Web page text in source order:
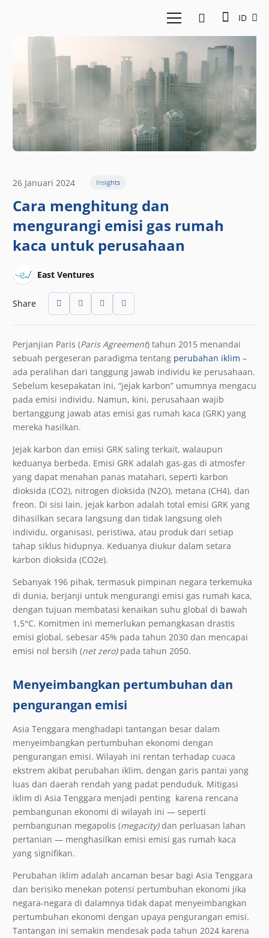
ID
26 Januari 2024 Insights
Cara menghitung dan
mengurangi emisi gas rumah
kaca untuk perusahaan
East Ventures
Share
Perjanjian Paris (Paris Agreement) tahun 2015 menandai
sebuah pergeseran paradigma tentang perubahan iklim –
ada peralihan dari tanggung jawab individu ke perusahaan.
Sebelum kesepakatan ini, “jejak karbon” umumnya mengacu
pada emisi individu. Namun, kini, perusahaan wajib
bertanggung jawab atas emisi gas rumah kaca (GRK) yang
mereka hasilkan.
Jejak karbon dan emisi GRK saling terkait, walaupun
keduanya berbeda. Emisi GRK adalah gas-gas di atmosfer
yang dapat menahan panas matahari, seperti karbon
dioksida (CO2), nitrogen dioksida (N2O), metana (CH4), dan
freon. Di sisi lain, jejak karbon adalah total emisi GRK yang
dihasilkan secara langsung dan tidak langsung oleh
individu, organisasi, peristiwa, atau produk dari setiap
tahap siklus hidupnya. Keduanya diukur dalam setara
karbon dioksida (CO2e).
Sebanyak 196 pihak, termasuk pimpinan negara terkemuka
di dunia, berjanji untuk mengurangi emisi gas rumah kaca,
dengan tujuan membatasi kenaikan suhu global di bawah
1,5°C. Komitmen ini memerlukan pemangkasan drastis
emisi global, sebesar 45% pada tahun 2030 dan mencapai
emisi nol bersih (net zero)pada tahun 2050.
Menyeimbangkan pertumbuhan dan
pengurangan emisi
Asia Tenggara menghadapi tantangan besar dalam
menyeimbangkan pertumbuhan ekonomi dengan
pengurangan emisi. Wilayah ini rentan terhadap cuaca
ekstrem akibat perubahan iklim, dengan garis pantai yang
luas dan daerah rendah yang padat penduduk. Mitigasi
iklim di Asia Tenggara menjadi penting karena rencana
pembangunan ekonomi di wilayah ini — seperti
pembangunan megapolis (megacity)dan perluasan lahan
pertanian — menghasilkan emisi emisi gas rumah kaca
yang signifikan.
Perubahan iklim adalah ancaman besar bagi Asia Tenggara
dan berisiko menekan potensi pertumbuhan ekonomi jika
negara-negara di dalamnya tidak dapat menyeimbangkan
pertumbuhan ekonomi dengan upaya pengurangan emisi.
Tantangan ini semakin mendesak pada tahun 2024 karena